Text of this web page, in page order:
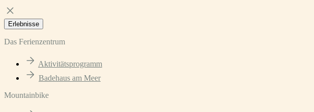
Erlebnisse
Das Ferienzentrum
Aktivitätsprogramm
Badehaus am Meer
Mountainbike